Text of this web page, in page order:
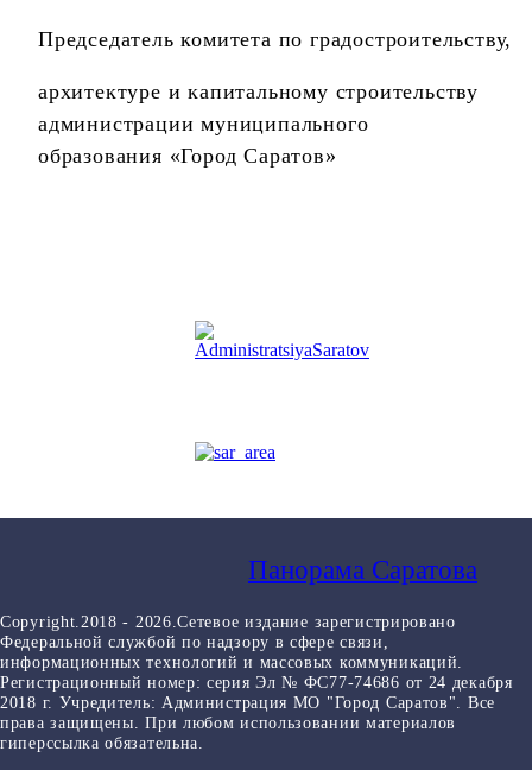
Председатель комитета по градостроительству,
архитектуре и капитальному строительству
администрации муниципального
образования «Город Саратов»
Панорама Саратова
Copyright.2018 - 2026.Сетевое издание зарегистрировано
Федеральной службой по надзору в сфере связи,
информационных технологий и массовых коммуникаций.
Регистрационный номер: серия Эл № ФС77-74686 от 24 декабря
2018 г. Учредитель: Администрация МО "Город Саратов". Все
права защищены. При любом использовании материалов
гиперссылка обязательна.